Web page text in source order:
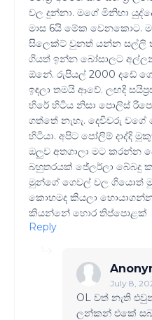
වල දුන්නා. මගේ මිනිහා
මාස 6යි මේක වෙනකොට.
සිලෙක්ට් වුනත් යන්න සල්ලි
ගියත් ඉන්න බෝසාලට
ඕනේ. රුපියල් 2000 දඩේ
ඉඳලා තමයි ආවේ. ලඟදි
හිරේ හිටිය නිසා පොලිස්
ගත්තේ නැහැ. දෙවිවරු
හිටියා. අපිට පෝලිම් දාද්දි
ඔලුව අතගාලා මට කරන්න
බහුතරයක් ජේලර්ලා බේබදු
මුන්ගේ ගෙවල් වල ගියොත්
කොහමද කියලා හොයාගන්න
කියන්නේ හොර තිප්පොළක්
Reply
July 8,
OL වත් නැති
ලන්කන් එකේ